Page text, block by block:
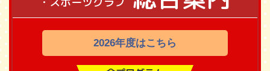
2026年度はこちら